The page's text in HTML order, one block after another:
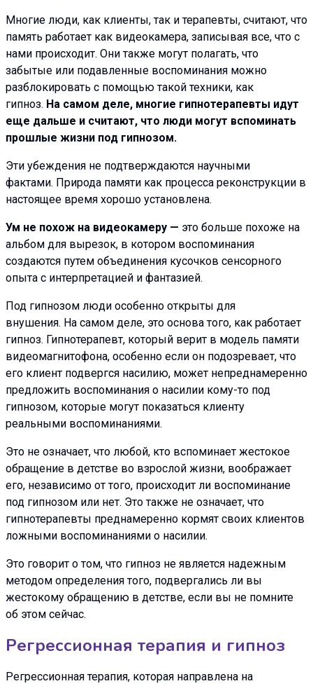
Многие люди, как клиенты, так и терапевты, считают, что
память работает как видеокамера, записывая все, что с
нами происходит. Они также могут полагать, что
забытые или подавленные воспоминания можно
разблокировать с помощью такой техники, как
гипноз. На самом деле, многие гипнотерапевты идут
еще дальше и считают, что люди могут вспоминать
прошлые жизни под гипнозом.
Эти убеждения не подтверждаются научными
фактами. Природа памяти как процесса реконструкции в
настоящее время хорошо установлена.
Ум не похож на видеокамеру — это больше похоже на
альбом для вырезок, в котором воспоминания
создаются путем объединения кусочков сенсорного
опыта с интерпретацией и фантазией.
Под гипнозом люди особенно открыты для
внушения. На самом деле, это основа того, как работает
гипноз. Гипнотерапевт, который верит в модель памяти
видеомагнитофона, особенно если он подозревает, что
его клиент подвергся насилию, может непреднамеренно
предложить воспоминания о насилии кому-то под
гипнозом, которые могут показаться клиенту
реальными воспоминаниями.
Это не означает, что любой, кто вспоминает жестокое
обращение в детстве во взрослой жизни, воображает
его, независимо от того, происходит ли воспоминание
под гипнозом или нет. Это также не означает, что
гипнотерапевты преднамеренно кормят своих клиентов
ложными воспоминаниями о насилии.
Это говорит о том, что гипноз не является надежным
методом определения того, подвергались ли вы
жестокому обращению в детстве, если вы не помните
об этом сейчас.
Регрессионная терапия и гипноз
Регрессионная терапия, которая направлена ​​на